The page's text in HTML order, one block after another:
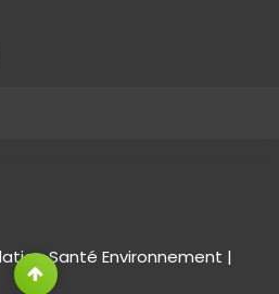
Santé Environnement |